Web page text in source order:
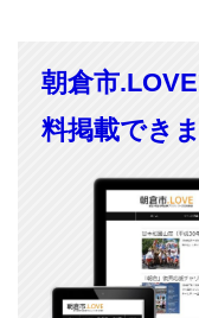
朝倉市
料掲載でき